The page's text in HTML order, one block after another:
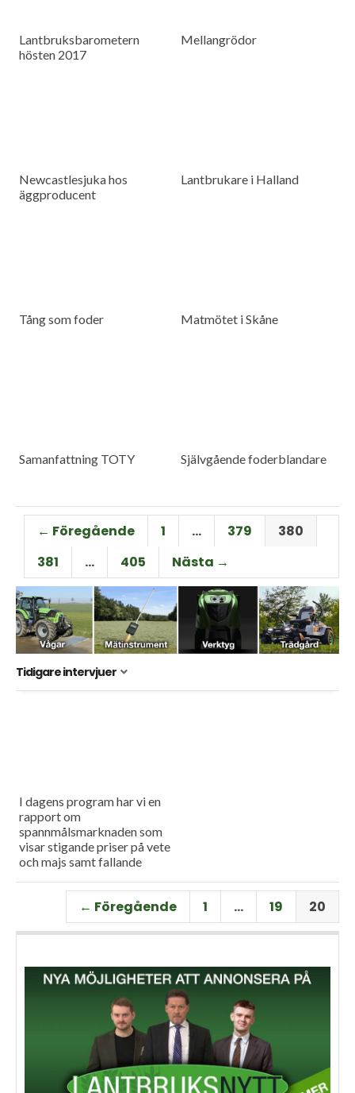
Lantbruksbarometern
hösten 2017
Mellangrödor
Newcastlesjuka hos
äggproducent
Lantbrukare i Halland
Tång som foder Matmötet i Skåne
Samanfattning TOTY Självgående foderblandare
← Föregående 1 … 379
380
381
… 405 Nästa →
Tidigare intervjuer
I dagens program har vi en
rapport om
spannmålsmarknaden som
visar stigande priser på vete
och majs samt fallande
premiär för vårt
måndagsprogram med en
längre intervju med Erik
Stjerndahl vd för HIR Skåne,
fältdagar.
← Föregående 1 … 19 20